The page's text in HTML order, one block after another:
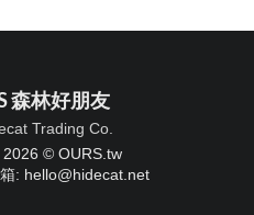
森林好朋友
Trading Co.
© OURS.tw
: hello@hidecat.net